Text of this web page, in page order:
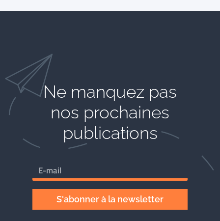
Ne manquez pas
nos prochaines
publications
S'abonner à la newsletter